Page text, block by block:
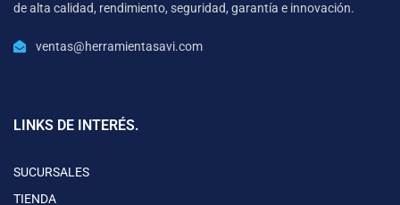
de alta calidad, rendimiento, seguridad, garantía e innovación.
ventas@herramientasavi.com
LINKS DE INTERÉS.
SUCURSALES
TIENDA